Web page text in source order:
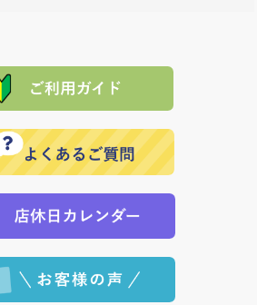
らお客様の元へ直送いたしますの
送料が必要になります。
ます。）
ありませんが、当協会までご注文
の ご入金を確認した後で、商品を
ド」「PayPay」「楽天ペイ」を指
備出来次第の便にてお送りいたし
をされている場合は、ご指定の日
いたします。）